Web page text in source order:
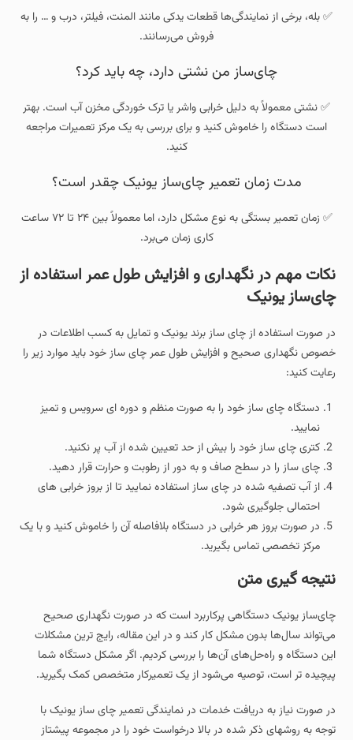
✅ بله، برخی از نمایندگی‌ها قطعات یدکی مانند المنت، فیلتر، درب و … را به
فروش می‌رسانند.
چای‌ساز من نشتی دارد، چه باید کرد؟
✅ نشتی معمولاً به دلیل خرابی واشر یا ترک خوردگی مخزن آب است. بهتر
است دستگاه را خاموش کنید و برای بررسی به یک مرکز تعمیرات مراجعه
کنید.
مدت زمان تعمیر چای‌ساز یونیک چقدر است؟
✅ زمان تعمیر بستگی به نوع مشکل دارد، اما معمولاً بین ۲۴ تا ۷۲ ساعت
کاری زمان می‌برد.
نکات مهم در نگهداری و افزایش طول عمر استفاده از
چای‌ساز یونیک
در صورت استفاده از چای ساز برند یونیک و تمایل به کسب اطلاعات در
خصوص نگهداری صحیح و افزایش طول عمر چای ساز خود باید موارد زیر را
رعایت کنید:
دستگاه چای ساز خود را به صورت منظم و دوره ای سرویس و تمیز
نمایید.
کتری چای ساز خود را بیش از حد تعیین شده از آب پر نکنید.
چای ساز را در سطح صاف و به دور از رطوبت و حرارت قرار دهید.
از آب تصفیه شده در چای ساز استفاده نمایید تا از بروز خرابی های
احتمالی جلوگیری شود.
در صورت بروز هر خرابی در دستگاه بلافاصله آن را خاموش کنید و با یک
مرکز تخصصی تماس بگیرید.
نتیجه گیری متن
چای‌ساز یونیک دستگاهی پرکاربرد است که در صورت نگهداری صحیح
می‌تواند سال‌ها بدون مشکل کار کند و در این مقاله، رایج‌ ترین مشکلات
این دستگاه و راه‌حل‌های آن‌ها را بررسی کردیم. اگر مشکل دستگاه شما
پیچیده‌ تر است، توصیه می‌شود از یک تعمیرکار متخصص کمک بگیرید.
در صورت نیاز به دریافت خدمات در نمایندگی تعمیر چای ساز یونیک با
توجه به روشهای ذکر شده در بالا درخواست خود را در مجموعه پیشتاز